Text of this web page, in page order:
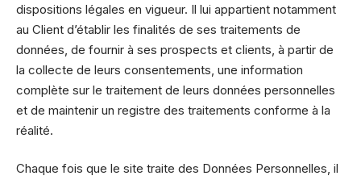
dispositions légales en vigueur. Il lui appartient notamment
au Client d’établir les finalités de ses traitements de
données, de fournir à ses prospects et clients, à partir de
la collecte de leurs consentements, une information
complète sur le traitement de leurs données personnelles
et de maintenir un registre des traitements conforme à la
réalité.
Chaque fois que le site traite des Données Personnelles, il